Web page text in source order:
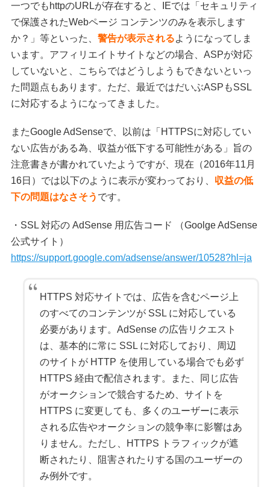
一つでもhttpのURLが存在すると、IEでは「セキュリティ
で保護されたWebページ コンテンツのみを表示します
か？」等といった、 警告が表示されるようになってしま
います。アフィリエイトサイトなどの場合、ASPが対応
していないと、こちらではどうしようもできないといっ
た問題点もあります。ただ、最近ではだいぶASPもSSL
に対応するようになってきました。
またGoogle AdSenseで、以前は「HTTPSに対応してい
ない広告がある為、収益が低下する可能性がある」旨の
注意書きが書かれていたようですが、現在（2016年11月
16日）では以下のように表示が変わっており、 収益の低
下の問題はなさそう です。
・SSL 対応の AdSense 用広告コード （Goolge AdSense
公式サイト）
https://support.google.com/adsense/answer/10528?hl=ja
HTTPS 対応サイトでは、広告を含むページ上
のすべてのコンテンツが SSL に対応している
必要があります。AdSense の広告リクエスト
は、基本的に常に SSL に対応しており、周辺
のサイトが HTTP を使用している場合でも必ず
HTTPS 経由で配信されます。また、同じ広告
がオークションで競合するため、サイトを
HTTPS に変更しても、多くのユーザーに表示
される広告やオークションの競争率に影響はあ
りません。ただし、HTTPS トラフィックが遮
断されたり、阻害されたりする国のユーザーの
み例外です。